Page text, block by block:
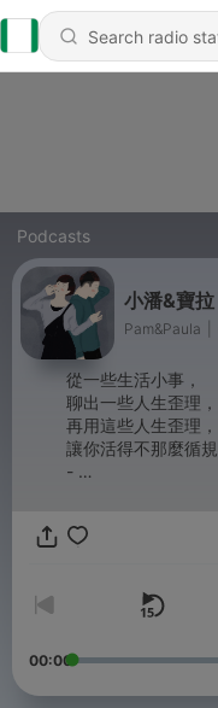
Podcasts
小潘&寶拉
Pam&Paula
從一些生活小事，
聊出一些人生歪理，
再用這些人生歪理，
讓你活得不那麼循規
-
商業合作信箱：
寶拉IG：wan715
歡迎自由捐獻：
00:00